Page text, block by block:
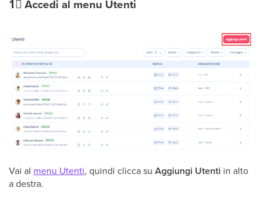
1⃣ Accedi al menu Utenti
Vai al menu Utenti, quindi clicca su Aggiungi Utenti in alto
a destra.